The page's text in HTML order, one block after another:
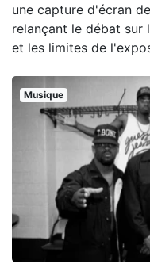
une capture d'écran
relançant le débat sur
et les limites de
Musique